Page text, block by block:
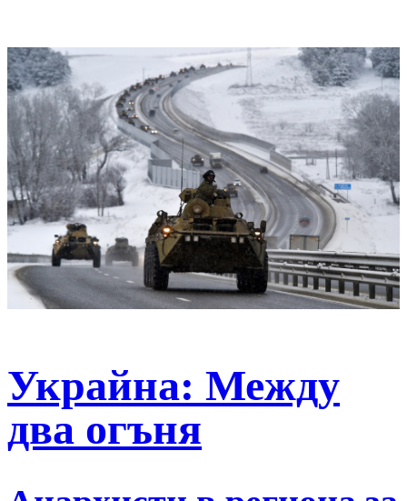
Украйна: Между
два огъня